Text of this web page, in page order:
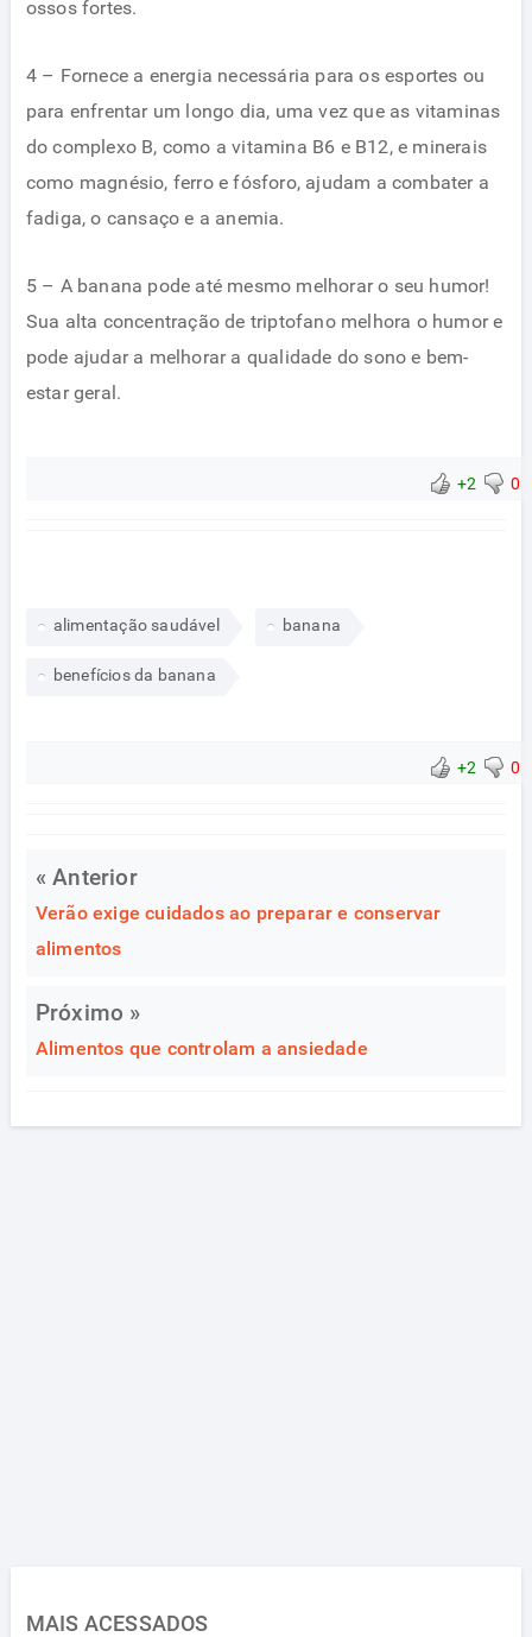
ossos fortes.
4 – Fornece a energia necessária para os esportes ou
para enfrentar um longo dia, uma vez que as vitaminas
do complexo B, como a vitamina B6 e B12, e minerais
como magnésio, ferro e fósforo, ajudam a combater a
fadiga, o cansaço e a anemia.
5 – A banana pode até mesmo melhorar o seu humor!
Sua alta concentração de triptofano melhora o humor e
pode ajudar a melhorar a qualidade do sono e bem-
estar geral.
+2 0
alimentação saudável banana
benefícios da banana
+2 0
« Anterior
Verão exige cuidados ao preparar e conservar
alimentos
Próximo »
Alimentos que controlam a ansiedade
MAIS ACESSADOS